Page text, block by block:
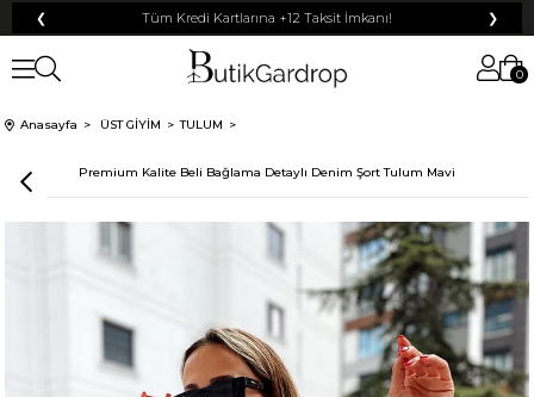
❮ Tüm Kredi Kartlarına +12 Taksit İmkanı! ❯
0
Anasayfa ÜST GİYİM TULUM
Premium Kalite Beli Bağlama Detaylı Denim Şort Tulum Mavi